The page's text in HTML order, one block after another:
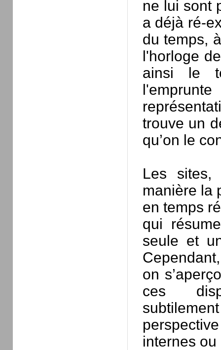
ne lui sont
a déjà ré-
du temps,
l'horloge
ainsi le
trouve un
qu’on le
Les
manière la
en temps
qui
seule et
on
ces
internes